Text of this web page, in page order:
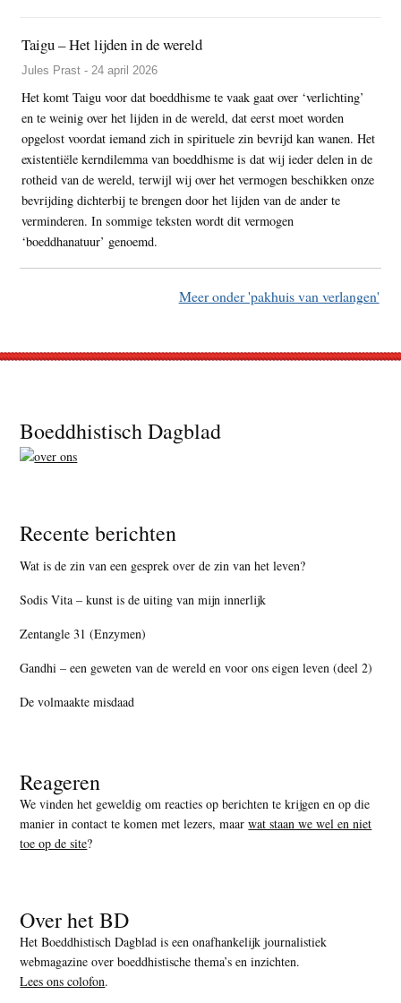
Taigu – Het lijden in de wereld
Jules Prast - 24 april 2026
Het komt Taigu voor dat boeddhisme te vaak gaat over ‘verlichting’
en te weinig over het lijden in de wereld, dat eerst moet worden
opgelost voordat iemand zich in spirituele zin bevrijd kan wanen. Het
existentiële kerndilemma van boeddhisme is dat wij ieder delen in de
rotheid van de wereld, terwijl wij over het vermogen beschikken onze
bevrijding dichterbij te brengen door het lijden van de ander te
verminderen. In sommige teksten wordt dit vermogen
‘boeddhanatuur’ genoemd.
Meer onder 'pakhuis van verlangen'
Footer
Boeddhistisch Dagblad
Recente berichten
Wat is de zin van een gesprek over de zin van het leven?
Sodis Vita – kunst is de uiting van mijn innerlijk
Zentangle 31 (Enzymen)
Gandhi – een geweten van de wereld en voor ons eigen leven (deel 2)
De volmaakte misdaad
Reageren
We vinden het geweldig om reacties op berichten te krijgen en op die
manier in contact te komen met lezers, maarwat staan we wel en niet
toe op de site?
Over het BD
Het Boeddhistisch Dagblad is een onafhankelijk journalistiek
webmagazine over boeddhistische thema’s en inzichten.
Lees ons colofon.